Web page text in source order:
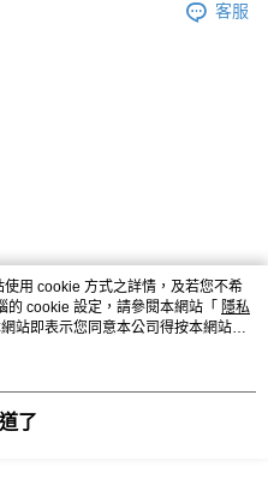
客服
用 cookie 方式之詳情，及若您不希
cookie 設定，請參閱本網站「 隱私
站即表示您同意本公司得按本網站使
了